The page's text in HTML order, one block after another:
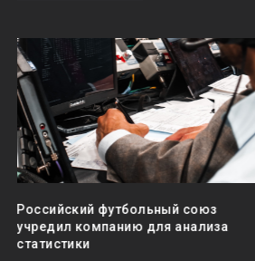
Российский футбольный союз
учредил компанию для анализа
статистики